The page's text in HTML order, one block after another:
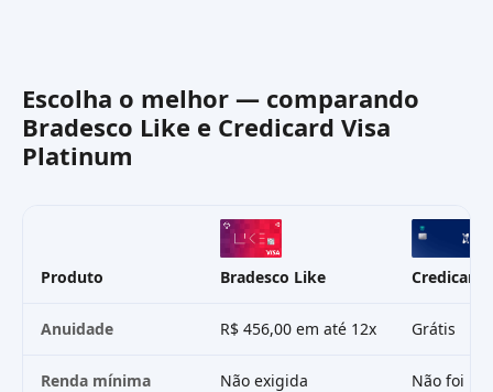
Escolha o melhor — comparando
Bradesco Like e Credicard Visa
Platinum
Produto Bradesco Like Credicard
Anuidade R$ 456,00 em até 12x Grátis
Renda mínima Não exigida Não foi